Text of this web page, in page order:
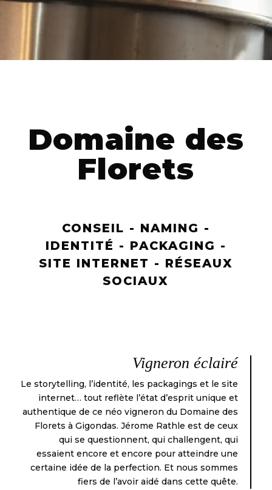
Domaine des
Florets
CONSEIL - NAMING -
IDENTITÉ - PACKAGING -
SITE INTERNET - RÉSEAUX
SOCIAUX
Vigneron éclairé
Le storytelling, l’identité, les packagings et le site
internet… tout reflète l’état d’esprit unique et
authentique de ce néo vigneron du Domaine des
Florets à Gigondas. Jérome Rathle est de ceux
qui se questionnent, qui challengent, qui
essaient encore et encore pour atteindre une
certaine idée de la perfection. Et nous sommes
fiers de l’avoir aidé dans cette quête.